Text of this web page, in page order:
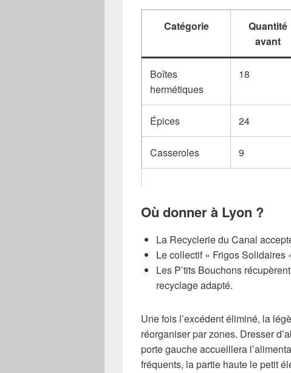
Catégorie
Quantité
avant
Boîtes
hermétiques
18
Épices 24
Casseroles 9
Où donner à Lyon ?
La Recyclerie du Canal
Le collectif « Frigos Solidaires
Les P’tits Bouchons
recyclage adapté.
Une fois l’excédent éliminé, la
réorganiser par zones. Dresser
porte gauche accueillera
fréquents, la partie haute le petit